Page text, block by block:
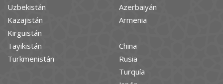
Uzbekistán
Kazajistán
Kirguistán
Tayikistán
Turkmenistán
Azerbaiyán
Armenia
China
Rusia
Turquía